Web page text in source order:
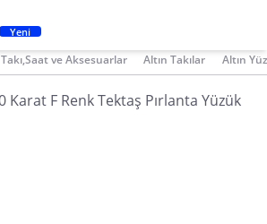
Yeni
Takı,Saat ve Aksesuarlar Altın Takılar Altın